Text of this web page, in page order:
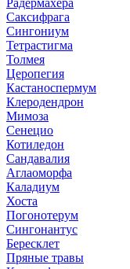
Радермахера
Саксифрага
Сингониум
Тетрастигма
Толмея
Церопегия
Кастаноспермум
Клеродендрон
Мимоза
Сенецио
Котиледон
Сандавалия
Аглаоморфа
Каладиум
Хоста
Погонотерум
Сингонантус
Бересклет
Пряные травы